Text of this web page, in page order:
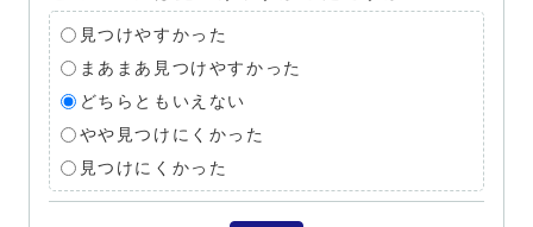
見つけやすかった
まあまあ見つけやすかった
どちらともいえない
やや見つけにくかった
見つけにくかった